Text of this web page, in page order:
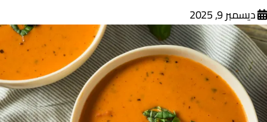
ديسمبر 9, 2025